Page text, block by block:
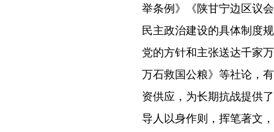
举条例》《陕甘宁边区议
民主政治建设的具体制度
党的方针和主张送达千家
万石救国公粮》等社论，
资供应，为长期抗战提供
导人以身作则，挥笔著文